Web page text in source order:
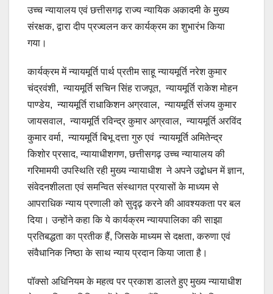
उच्च न्यायालय एवं छत्तीसगढ़ राज्य न्यायिक अकादमी के मुख्य
संरक्षक, द्वारा दीप प्रज्वलन कर कार्यक्रम का शुभारंभ किया
गया।
कार्यक्रम में न्यायमूर्ति पार्थ प्रतीम साहू न्यायमूर्ति नरेश कुमार
चंद्रवंशी, न्यायमूर्ति सचिन सिंह राजपूत, न्यायमूर्ति राकेश मोहन
पाण्डेय, न्यायमूर्ति राधाकिशन अग्रवाल, न्यायमूर्ति संजय कुमार
जायसवाल, न्यायमूर्ति रविन्द्र कुमार अग्रवाल, न्यायमूर्ति अरविंद
कुमार वर्मा, न्यायमूर्ति बिभू दत्ता गुरु एवं न्यायमूर्ति अमितेन्द्र
किशोर प्रसाद, न्यायाधीशगण, छत्तीसगढ़ उच्च न्यायालय की
गरिमामयी उपस्थिति रही मुख्य न्यायाधीश ने अपने उद्बोधन में ज्ञान,
संवेदनशीलता एवं समन्वित संस्थागत प्रयासों के माध्यम से
आपराधिक न्याय प्रणाली को सुदृढ़ करने की आवश्यकता पर बल
दिया। उन्होंने कहा कि ये कार्यक्रम न्यायपालिका की साझा
प्रतिबद्धता का प्रतीक हैं, जिसके माध्यम से दक्षता, करुणा एवं
संवैधानिक निष्ठा के साथ न्याय प्रदान किया जाता है।
पॉक्सो अधिनियम के महत्व पर प्रकाश डालते हुए मुख्य न्यायाधीश